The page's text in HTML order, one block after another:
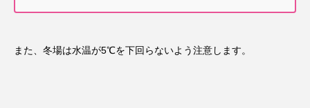
また、冬場は水温が5℃を下回らないよう注意します。